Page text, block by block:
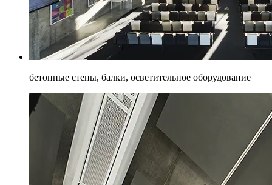
бетонные стены, балки, осветительное оборудование